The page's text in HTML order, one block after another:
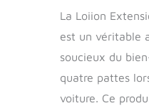
La Loiion
est un véritable
soucieux du
quatre pattes
voiture. Ce